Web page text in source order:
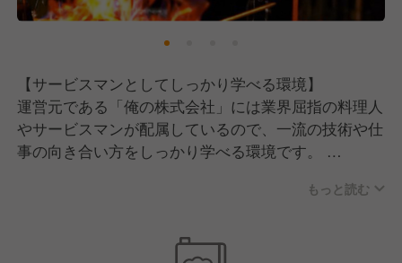
1.誰にも負けない努力をする
2.謙虚にして驕らず
3.毎日の反省（利己の反省及び利己の払拭）
4.生きていることに感謝する（幸せを感じる心は"是
を知る"心から生まれる）
5.善行、利他行を積む
6.感性的な悩みをしない
【サービスマンとしてしっかり学べる環境】
運営元である「俺の株式会社」には業界屈指の料理人
やサービスマンが配属しているので、一流の技術や仕
事の向き合い方をしっかり学べる環境です。
り、こだわりのお酒の知識を学びながら、お客様への
サービス・接客スキルを磨けるのはもちろんですが、
もっと読む